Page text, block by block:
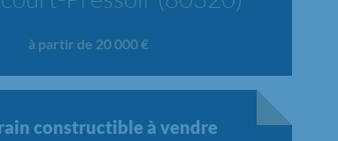
à partir de 20 000 €
constructible à vendre